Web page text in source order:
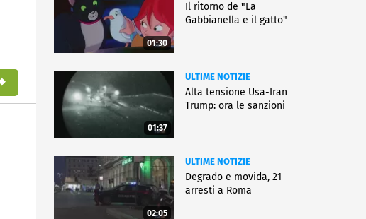
01:30
Il ritorno de "La
Gabbianella e il gatto"
01:37
ULTIME NOTIZIE
Alta tensione Usa-Iran
Trump: ora le sanzioni
02:05
ULTIME NOTIZIE
Degrado e movida, 21
arresti a Roma